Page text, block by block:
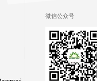
微信公众号